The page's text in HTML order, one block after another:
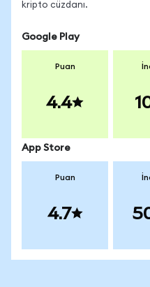
kripto cüzdanı.
Google Play
Puan
4.4
App Store
Puan
4.7